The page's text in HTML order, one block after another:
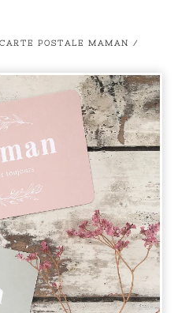
CARTE POSTALE MAMAN /